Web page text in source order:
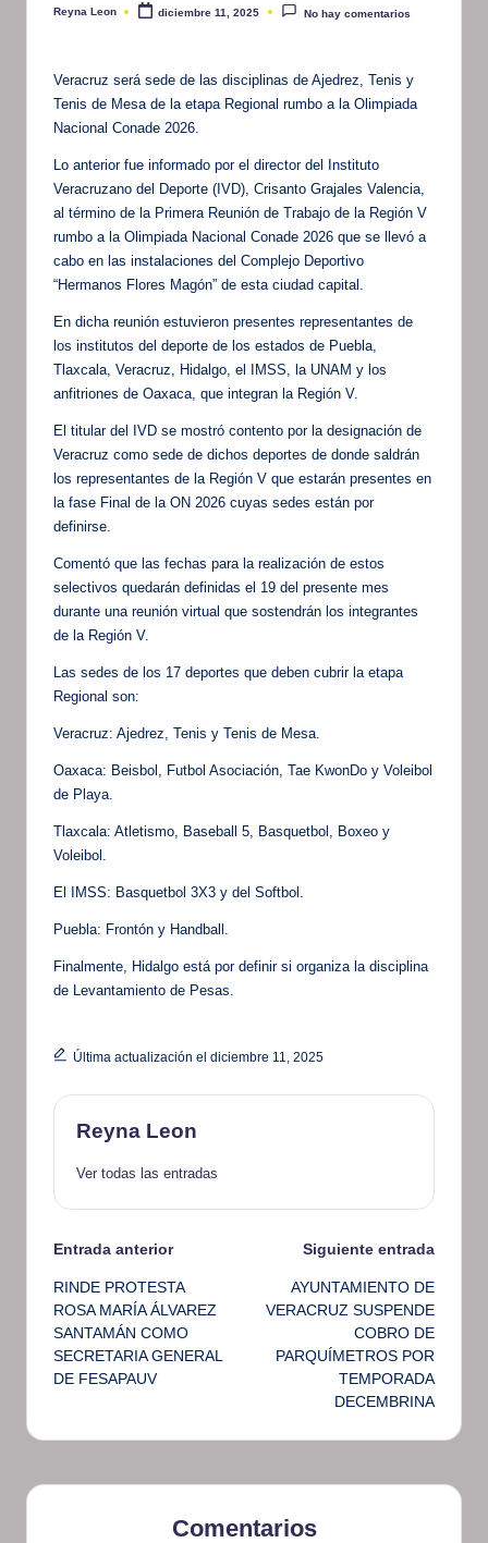
Publicado
Reyna Leon diciembre 11, 2025 No hay comentarios
Veracruz será sede de las disciplinas de Ajedrez, Tenis y
Tenis de Mesa de la etapa Regional rumbo a la Olimpiada
Nacional Conade 2026.
Lo anterior fue informado por el director del Instituto
Veracruzano del Deporte (IVD), Crisanto Grajales Valencia,
al término de la Primera Reunión de Trabajo de la Región V
rumbo a la Olimpiada Nacional Conade 2026 que se llevó a
cabo en las instalaciones del Complejo Deportivo
“Hermanos Flores Magón” de esta ciudad capital.
En dicha reunión estuvieron presentes representantes de
los institutos del deporte de los estados de Puebla,
Tlaxcala, Veracruz, Hidalgo, el IMSS, la UNAM y los
anfitriones de Oaxaca, que integran la Región V.
El titular del IVD se mostró contento por la designación de
Veracruz como sede de dichos deportes de donde saldrán
los representantes de la Región V que estarán presentes en
la fase Final de la ON 2026 cuyas sedes están por
definirse.
Comentó que las fechas para la realización de estos
selectivos quedarán definidas el 19 del presente mes
durante una reunión virtual que sostendrán los integrantes
de la Región V.
Las sedes de los 17 deportes que deben cubrir la etapa
Regional son:
Veracruz: Ajedrez, Tenis y Tenis de Mesa.
Oaxaca: Beisbol, Futbol Asociación, Tae KwonDo y Voleibol
de Playa.
Tlaxcala: Atletismo, Baseball 5, Basquetbol, Boxeo y
Voleibol.
El IMSS: Basquetbol 3X3 y del Softbol.
Puebla: Frontón y Handball.
Finalmente, Hidalgo está por definir si organiza la disciplina
de Levantamiento de Pesas.
Última actualización el diciembre 11, 2025
Reyna Leon
Ver todas las entradas
Navegación
de
entradas
Entrada anterior
RINDE PROTESTA
ROSA MARÍA ÁLVAREZ
SANTAMÁN COMO
SECRETARIA GENERAL
DE FESAPAUV
Siguiente entrada
AYUNTAMIENTO DE
VERACRUZ SUSPENDE
COBRO DE
PARQUÍMETROS POR
TEMPORADA
DECEMBRINA
Comentarios